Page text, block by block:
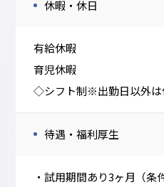
休暇・休日
有給休暇
育児休暇
◇シフト制※出勤日以外は
待遇・福利厚生
・試用期間あり3ヶ月（条